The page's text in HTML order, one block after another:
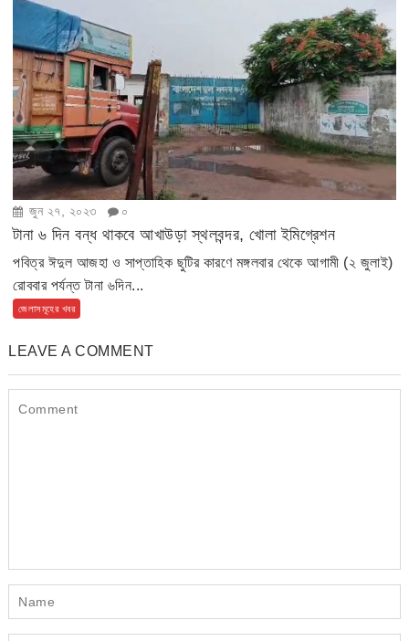
জুন ২৭, ২০২৩ ০
টানা ৬ দিন বন্ধ থাকবে আখাউড়া স্থলবন্দর, খোলা ইমিগ্রেশন
পবিত্র ঈদুল আজহা ও সাপ্তাহিক ছুটির কারণে মঙ্গলবার থেকে আগামী (২ জুলাই)
রোববার পর্যন্ত টানা ৬দিন...
জেলাসমূহের খবর
LEAVE A COMMENT